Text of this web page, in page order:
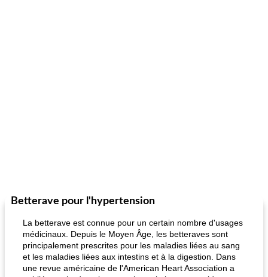
Betterave pour l'hypertension
La betterave est connue pour un certain nombre d'usages
médicinaux. Depuis le Moyen Âge, les betteraves sont
principalement prescrites pour les maladies liées au sang
et les maladies liées aux intestins et à la digestion. Dans
une revue américaine de l'American Heart Association a